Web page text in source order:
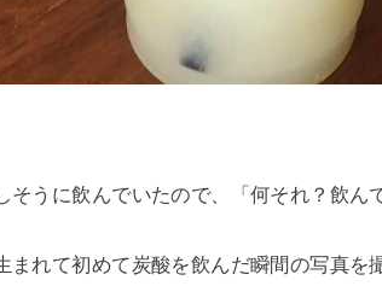
そうに飲んでいたので、「何それ？飲
まれて初めて炭酸を飲んだ瞬間の写真